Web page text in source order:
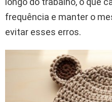
frequência e manter o
evitar esses erros.